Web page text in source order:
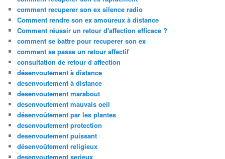
comment recuperer son ex silence radio
Comment rendre son ex amoureux à distance
Comment réussir un retour d'affection efficace ?
comment se battre pour recuperer son ex
comment se passe un retour affectif
consultation de retour d affection
désenvoutement à distance
desenvoutement à distance
desenvoutement marabout
desenvoutement mauvais oeil
désenvoûtement par les plantes
desenvoutement protection
desenvoutement puissant
désenvoûtement religieux
desenvoutement serieux